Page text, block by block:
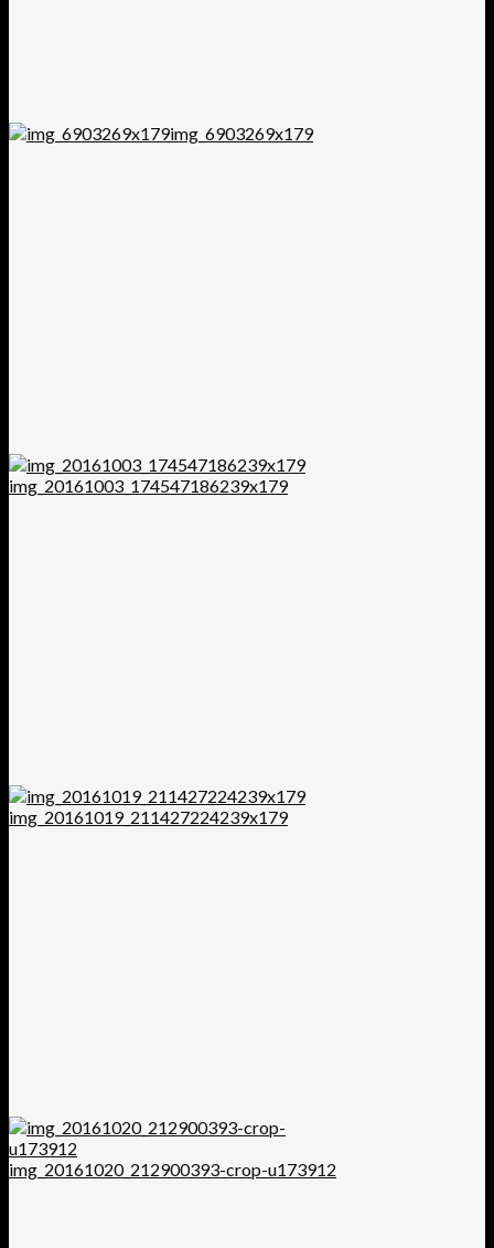
img_6903269x179
img_20161003_174547186239x179
img_20161019_211427224239x179
img_20161020_212900393-crop-u173912